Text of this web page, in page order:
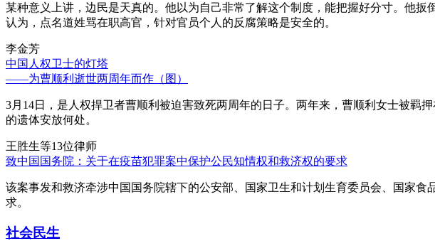
某种意义上讲，边民是天真的。他以为自己非常了解这个制度，能把握好分寸。他
认为，点名道姓骂在职高官，针对官员个人的反腐策略是安全的。
李金芳
中国人权卫士的灯塔
——为曹顺利逝世两周年而作（图）
3月14日，是人权捍卫者曹顺利被迫害致死两周年的日子。两年来，曹顺利女士被羁
的遗体安放何处。
王胜生等13位律师
致中国国务院：关于在疫苗犯罪案中保护公民知情权和救济权的要求
该案事发和救济牵涉中国国务院辖下的公安部、国家卫生和计划生育委员会、国家
求。
社会民生